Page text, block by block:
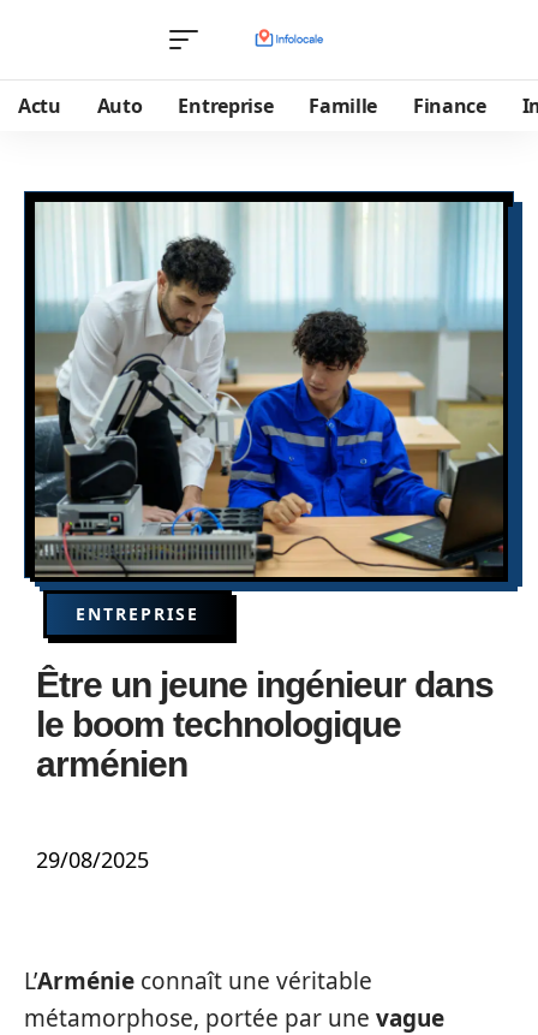
Actu Auto Entreprise Famille Finance
ENTREPRISE
Être un jeune ingénieur dans
le boom technologique
arménien
29/08/2025
L’Arménie connaît une véritable
métamorphose, portée par une vague